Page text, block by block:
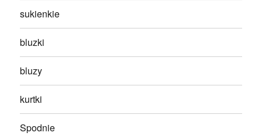
sukienkie
bluzki
bluzy
kurtki
Spodnie